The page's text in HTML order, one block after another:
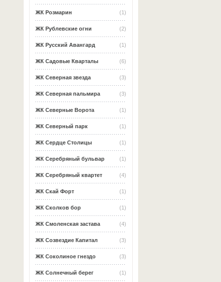
(1)
ЖК Розмарин
(2)
ЖК Рублевские огни
(1)
ЖК Русский Авангард
(6)
ЖК Садовые Кварталы
(3)
ЖК Северная звезда
(3)
ЖК Северная пальмира
(1)
ЖК Северные Ворота
(1)
ЖК Северный парк
(1)
ЖК Сердце Столицы
(1)
ЖК Серебряный бульвар
(4)
ЖК Серебряный квартет
(1)
ЖК Скай Форт
(1)
ЖК Сколков бор
(4)
ЖК Смоленская застава
(3)
ЖК Созвездие Капитал
(3)
ЖК Соколиное гнездо
(1)
ЖК Солнечный берег